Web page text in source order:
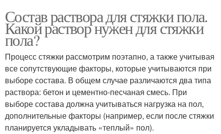
Состав раствора для стяжки пола.
Какой раствор нужен для стяжки
пола?
Процесс стяжки рассмотрим поэтапно, а также учитывая
все сопутствующие факторы, которые учитываются при
выборе состава. В общем случае различаются два типа
раствора: бетон и цементно-песчаная смесь. При
выборе состава должна учитываться нагрузка на пол,
дополнительные факторы (например, если после стяжки
планируется укладывать «теплый» пол).